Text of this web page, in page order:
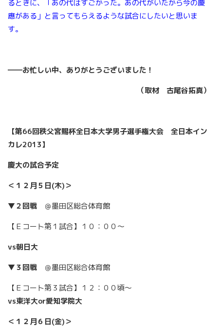
るときに、「あの代はすごかった。あの代がいたから今の慶
應がある」と言ってもらえるような試合にしたいと思いま
す。
――お忙しい中、ありがとうございました！
（取材 古尾谷拓真）
【第66回秩父宮賜杯全日本大学男子選手権大会 全日本イン
カレ2013】
慶大の試合予定
＜１２月５日(木)＞
▼２回戦 ＠墨田区総合体育館
【Ｅコート第１試合】１０：００〜
vs朝日大
▼３回戦 ＠墨田区総合体育館
【Ｅコート第３試合】１２：００頃〜
vs東洋大or愛知学院大
＜１２月６日(金)＞